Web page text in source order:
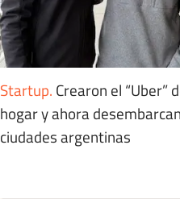
Startup. Crearon el “Uber”
hogar y ahora
ciudades argentinas